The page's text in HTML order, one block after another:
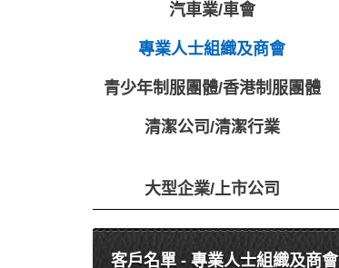
汽車業/車會
專業人士組織及商會
青少年制服團體/香港制服團體
清潔公司/清潔行業
大型企業/上市公司
客戶名單 - 專業人士組織及商會